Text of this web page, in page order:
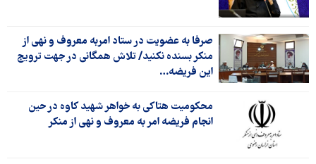
صرفا به عضویت در ستاد امربه معروف و نهی از
منکر بسنده نکنید/ تلاش همگانی در جهت ترویج
این فریضه…
محکومیت هتاکی به خواهر شهید کاوه در حین
انجام فریضه امر به معروف و نهی از منکر